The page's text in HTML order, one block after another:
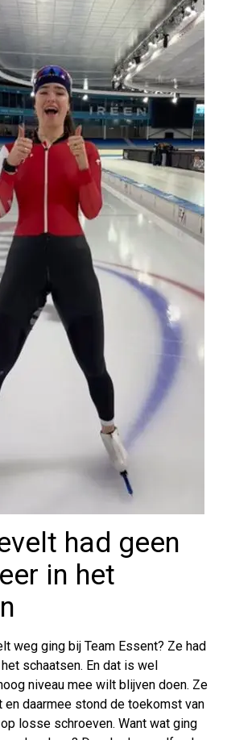
had geen
in het
weg ging bij Team Essent? Ze had
schaatsen. En dat is wel
niveau mee wilt blijven doen. Ze
daarmee stond de toekomst van
losse schroeven. Want wat ging